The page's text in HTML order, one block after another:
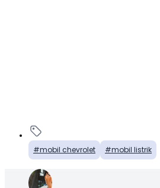
mobil chevrolet mobil listrik